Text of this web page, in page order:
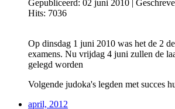
Gepubliceerd: 02 juni 2010 |
Hits: 7036
Op dinsdag 1 juni 2010 was het de 2
examens. Nu vrijdag 4 juni zullen de
gelegd worden
Volgende judoka's legden met succes
april, 2012